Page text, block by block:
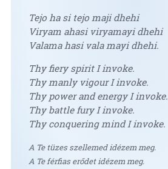
Tejo ha si tejo maji dhehi
Viryam ahasi viryamayi dhehi
Valama hasi vala mayi dhehi.
Thy fiery spirit I invoke.
Thy manly vigour I invoke.
Thy power and energy I invoke.
Thy battle fury I invoke.
Thy conquering mind I invoke.
A Te tüzes szellemed idézem meg.
A Te férfias erődet idézem meg.